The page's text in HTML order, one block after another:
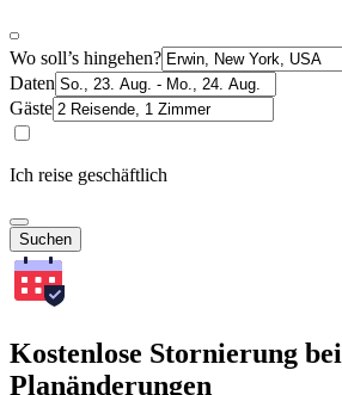
Wo soll’s hingehen?
Daten
Gäste
Ich reise geschäftlich
Suchen
Kostenlose Stornierung bei
Planänderungen